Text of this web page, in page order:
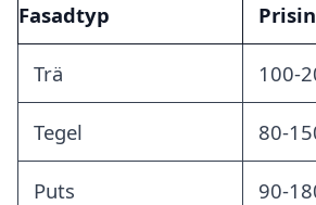
Fasadtyp
Trä 100-
Tegel 80-
Puts 90-